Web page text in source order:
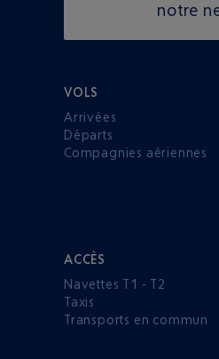
notre
VOLS
Arrivées
Départs
Compagnies aériennes
ACCÈS
Navettes T1 - T2
Taxis
Transports en commun